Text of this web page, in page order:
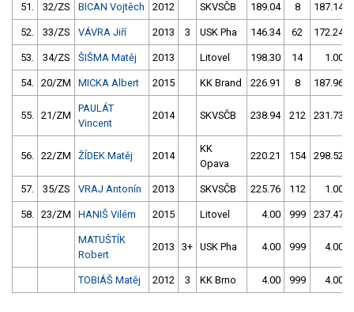
51. 32/ZS BICAN Vojtěch 2012 SKVSČB 189.04 8 187.14
52. 33/ZS VÁVRA Jiří 2013 3 USK Pha 146.34 62 172.24
53. 34/ZS ŠIŠMA Matěj 2013 Litovel 198.30 14 1.00
54. 20/ZM MICKA Albert 2015 KK Brand 226.91 8 187.96
55. 21/ZM
PAULÁT
Vincent
2014 SKVSČB 238.94 212 231.73
56. 22/ZM ŽÍDEK Matěj 2014
KK
Opava
220.21 154 298.52
57. 35/ZS VRAJ Antonín 2013 SKVSČB 225.76 112 1.00
58. 23/ZM HANIŠ Vilém 2015 Litovel 4.00 999 237.47
MATUŠTÍK
Robert
2013 3+ USK Pha 4.00 999 4.00
TOBIÁŠ Matěj 2012 3 KK Brno 4.00 999 4.00